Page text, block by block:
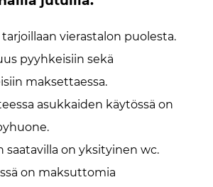
vierastalon puolesta.
pyyhkeisiin sekä
maksettaessa.
asukkaiden käytössä on
saatavilla on yksityinen wc.
on maksuttomia